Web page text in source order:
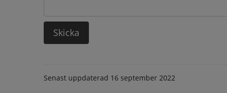
Senast uppdaterad 16 september 2022